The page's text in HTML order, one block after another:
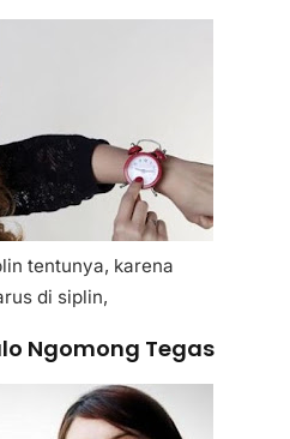
tentunya, karena
di siplin,
Ngomong Tegas